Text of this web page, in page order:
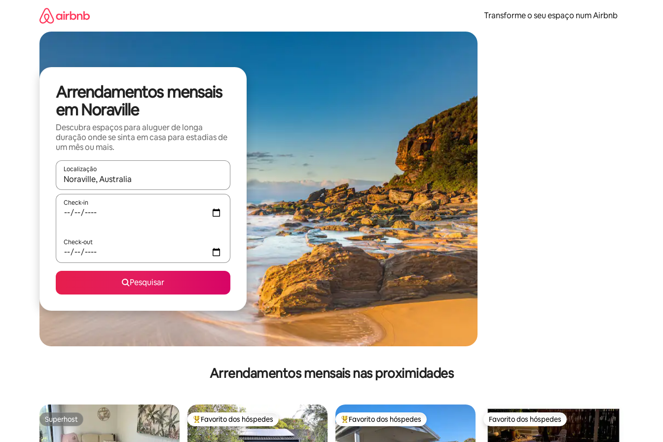
Transforme o seu espaço num Airbnb
Arrendamentos mensais
em Noraville
Descubra espaços para aluguer de longa
duração onde se sinta em casa para estadias de
um mês ou mais.
Localização
Quando os resultados estiverem disponíveis, navegue com as teclas de seta para cima e para baixo ou explore com gestos de toque ou deslize.
Check-in
Check-out
Pesquisar
Arrendamentos mensais nas proximidades
Superhost
Superhost Favoritos dos hóspedes mais apreciados
Favorito dos hóspedes Favoritos dos hóspedes mais apreciados
Favorito dos hóspedes Favorito dos hóspedes
Favorito dos hóspedes